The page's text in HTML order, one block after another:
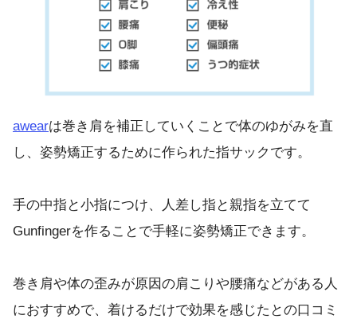
awearは巻き肩を補正していくことで体のゆがみを直
し、姿勢矯正するために作られた指サックです。
手の中指と小指につけ、人差し指と親指を立てて
Gunfingerを作ることで手軽に姿勢矯正できます。
巻き肩や体の歪みが原因の肩こりや腰痛などがある人
におすすめで、着けるだけで効果を感じたとの口コミ